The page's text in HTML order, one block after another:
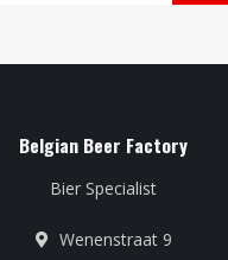
Belgian Beer Factory
Bier Specialist
Wenenstraat 9